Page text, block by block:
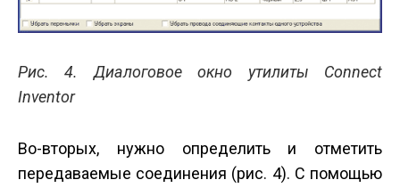
Рис. 4. Диалоговое окно утилиты Connect
Inventor
Во-вторых, нужно определить и отметить
передаваемые соединения (рис. 4). С помощью